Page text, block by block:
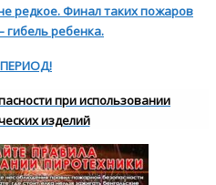
редкое. Финал таких пожаров
ребенка.
при использовании
изделий